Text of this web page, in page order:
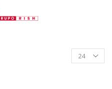
Productos
per